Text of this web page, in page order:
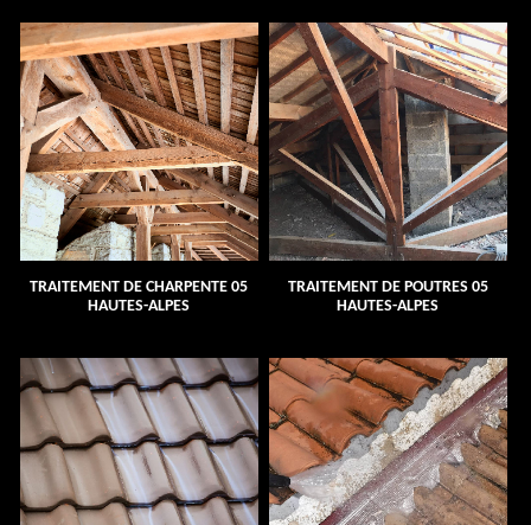
TRAITEMENT DE CHARPENTE 05
HAUTES-ALPES
TRAITEMENT DE POUTRES 05
HAUTES-ALPES